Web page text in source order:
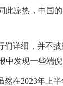
此凉热，中国
详细，并不披
发现一些端倪
在2023年上